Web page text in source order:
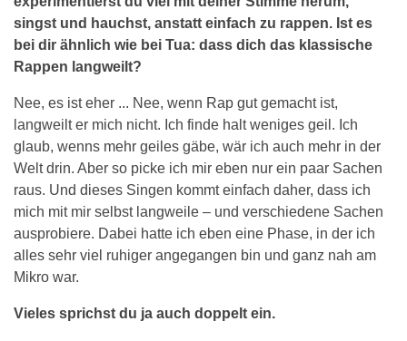
singst und hauchst, anstatt einfach zu rappen. Ist es
bei dir ähnlich wie bei Tua: dass dich das klassische
Rappen langweilt?
Nee, es ist eher ... Nee, wenn Rap gut gemacht ist,
langweilt er mich nicht. Ich finde halt weniges geil. Ich
glaub, wenns mehr geiles gäbe, wär ich auch mehr in der
Welt drin. Aber so picke ich mir eben nur ein paar Sachen
raus. Und dieses Singen kommt einfach daher, dass ich
mich mit mir selbst langweile – und verschiedene Sachen
ausprobiere. Dabei hatte ich eben eine Phase, in der ich
alles sehr viel ruhiger angegangen bin und ganz nah am
Mikro war.
Vieles sprichst du ja auch doppelt ein.